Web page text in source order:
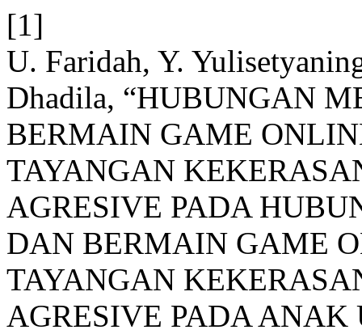
[1]
U. Faridah, Y.
Dhadila, “HUBUNGAN
BERMAIN GAME
TAYANGAN
AGRESIVE PADA
DAN BERMAIN GAME
TAYANGAN
AGRESIVE PADA